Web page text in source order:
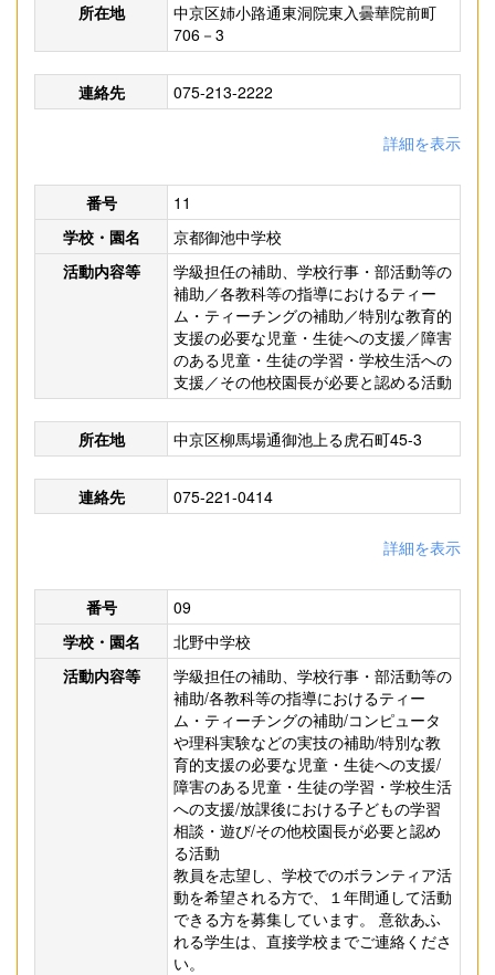
所在地
中京区姉小路通東洞院東入曇華院前町
706－3
連絡先 075-213-2222
詳細を表示
番号
11
学校・園名
京都御池中学校
活動内容等
学級担任の補助、学校行事・部活動等の
補助／各教科等の指導におけるティー
ム・ティーチングの補助／特別な教育的
支援の必要な児童・生徒への支援／障害
のある児童・生徒の学習・学校生活への
支援／その他校園長が必要と認める活動
所在地 中京区柳馬場通御池上る虎石町45-3
連絡先 075-221-0414
詳細を表示
番号
09
学校・園名
北野中学校
活動内容等
学級担任の補助、学校行事・部活動等の
補助/各教科等の指導におけるティー
ム・ティーチングの補助/コンピュータ
や理科実験などの実技の補助/特別な教
育的支援の必要な児童・生徒への支援/
障害のある児童・生徒の学習・学校生活
への支援/放課後における子どもの学習
相談・遊び/その他校園長が必要と認め
る活動
教員を志望し、学校でのボランティア活
動を希望される方で、１年間通して活動
できる方を募集しています。 意欲あふ
れる学生は、直接学校までご連絡くださ
い。